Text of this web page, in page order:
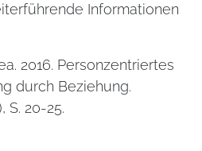
Informationen
2016. Personzentriertes
durch Beziehung.
S. 20-25.